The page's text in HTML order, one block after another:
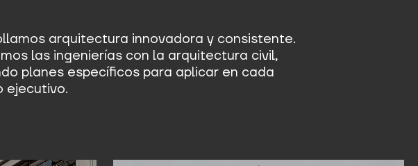
arquitectura innovadora y consistente.
las ingenierías con la arquitectura civil,
planes específicos para aplicar en cada
ejecutivo.